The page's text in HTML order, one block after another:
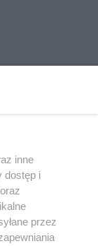
i
sposób (w
polu
w Internecie
lub
prawa, tzn.
może być ścigane
inne
dostęp i
przez